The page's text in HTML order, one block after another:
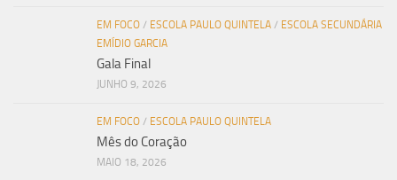
EM FOCO / ESCOLA PAULO QUINTELA / ESCOLA SECUNDÁRIA
EMÍDIO GARCIA
Gala Final
JUNHO 9, 2026
EM FOCO / ESCOLA PAULO QUINTELA
Mês do Coração
MAIO 18, 2026